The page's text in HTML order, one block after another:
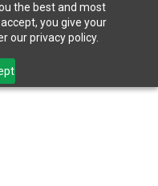
the best and most
you give your
our privacy policy.